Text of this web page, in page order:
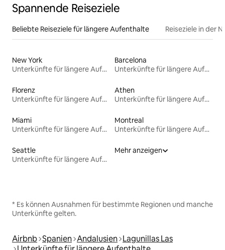
Spannende Reiseziele
Beliebte Reiseziele für längere Aufenthalte Reiseziele in der
New York
Unterkünfte für längere Aufenthalte
Barcelona
Unterkünfte für längere Aufenthalte
Florenz
Unterkünfte für längere Aufenthalte
Athen
Unterkünfte für längere Aufenthalte
Miami
Unterkünfte für längere Aufenthalte
Montreal
Unterkünfte für längere Aufenthalte
Seattle
Unterkünfte für längere Aufenthalte
Mehr anzeigen
* Es können Ausnahmen für bestimmte Regionen und manche
Unterkünfte gelten.
Airbnb Spanien Andalusien Lagunillas Las